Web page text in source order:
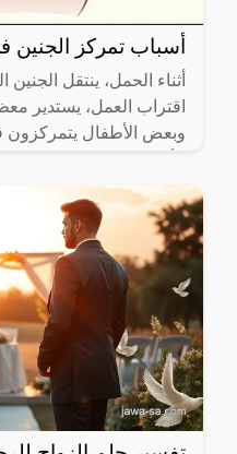
أسباب تمركز الجنين
أثناء الحمل، ينتقل
اقتراب العمل، يستدير
وبعض الأطفال يتمركزون